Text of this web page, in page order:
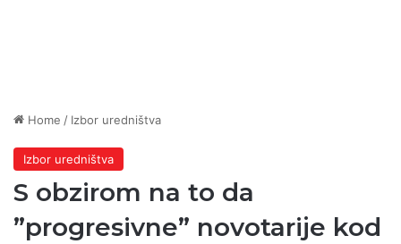
Home / Izbor uredništva
Izbor uredništva
S obzirom na to da
”progresivne” novotarije kod